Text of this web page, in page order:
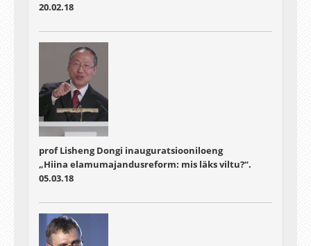
20.02.18
prof Lisheng Dongi inauguratsiooniloeng
„Hiina elamumajandusreform: mis läks viltu?“.
05.03.18